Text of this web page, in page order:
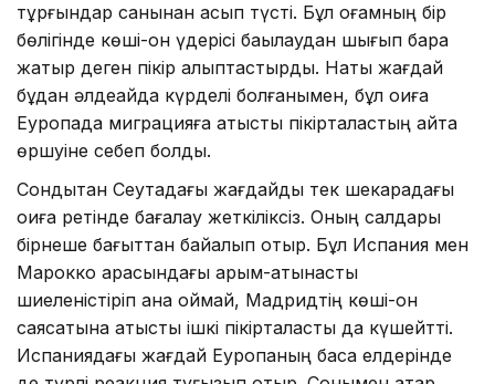
тұрғындар санынан асып түсті. Бұл қоғамның бір
бөлігінде көші-қон үдерісі бақылаудан шығып бара
жатыр деген пікір қалыптастырды. Нақты жағдай
бұдан әлдеқайда күрделі болғанымен, бұл оқиға
Еуропада миграцияға қатысты пікірталастың қайта
өршуіне себеп болды.
Сондықтан Сеутадағы жағдайды тек шекарадағы
оқиға ретінде бағалау жеткіліксіз. Оның салдары
бірнеше бағыттан байқалып отыр. Бұл Испания мен
Марокко арасындағы қарым-қатынасты
шиеленістіріп қана қоймай, Мадридтің көші-қон
саясатына қатысты ішкі пікірталасты да күшейтті.
Испаниядағы жағдай Еуропаның басқа елдерінде